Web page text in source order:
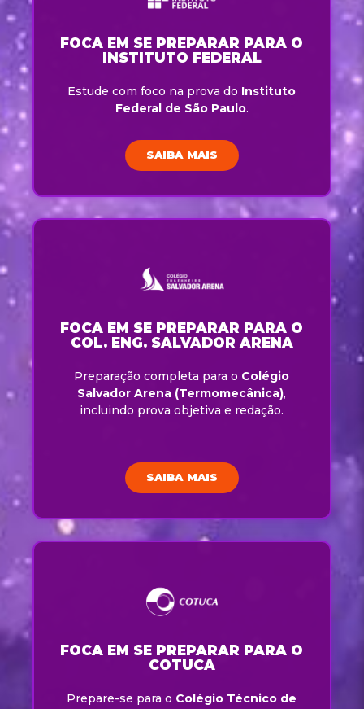
FOCA EM SE PREPARAR PARA O
INSTITUTO FEDERAL
Estude com foco na prova do Instituto
Federal de São Paulo.
SAIBA MAIS
FOCA EM SE PREPARAR PARA O
COL. ENG. SALVADOR ARENA
Preparação completa para o Colégio
Salvador Arena (Termomecânica),
incluindo prova objetiva e redação.
SAIBA MAIS
FOCA EM SE PREPARAR PARA O
COTUCA
Prepare-se para o Colégio Técnico de